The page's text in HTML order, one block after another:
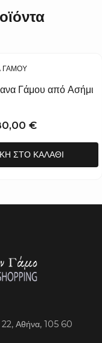
ΓΆΜΟΥ
Γάμου από Ασήμι
€
ΣΤΟ ΚΑΛΆΘΙ
22, Αθήνα, 105 60